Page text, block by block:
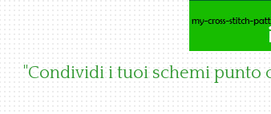
"Condividi i tuoi schemi punto